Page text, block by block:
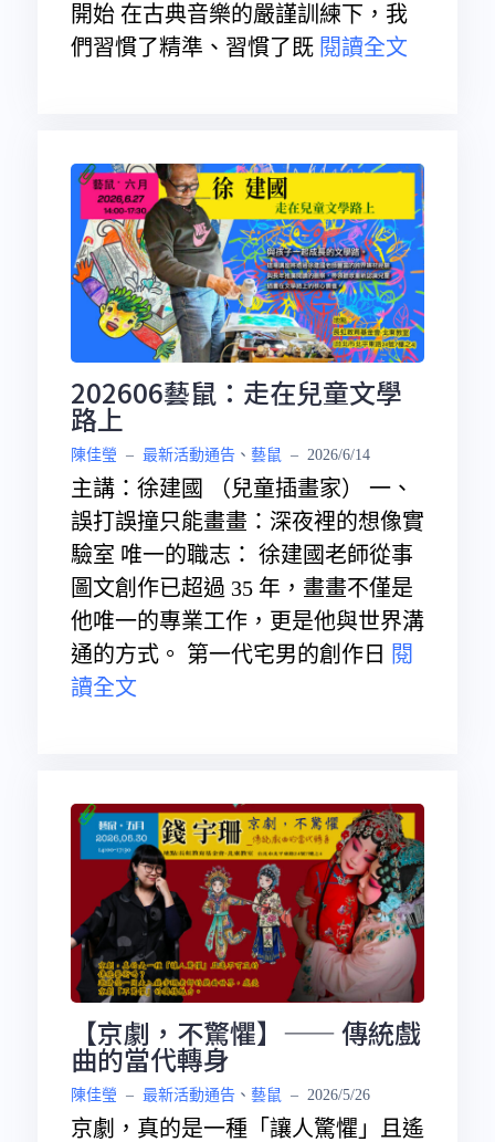
開始 在古典音樂的嚴謹訓練下，我
們習慣了精準、習慣了既 閱讀全文
202606藝鼠：走在兒童文學
路上
陳佳瑩 – 最新活動通告 、 藝鼠 – 2026/6/14
主講：徐建國 （兒童插畫家） 一、
誤打誤撞只能畫畫：深夜裡的想像實
驗室 唯一的職志： 徐建國老師從事
圖文創作已超過 35 年，畫畫不僅是
他唯一的專業工作，更是他與世界溝
通的方式。 第一代宅男的創作日 閱
讀全文
【京劇，不驚懼】—— 傳統戲
曲的當代轉身
陳佳瑩 – 最新活動通告 、 藝鼠 – 2026/5/26
京劇，真的是一種「讓人驚懼」且遙